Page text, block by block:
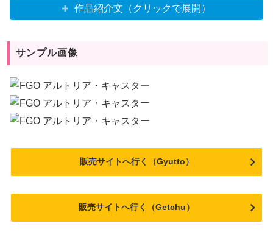
作品紹介文（クリックで展開）
サンプル画像
販売サイトへ行く（Gyutto）
販売サイトへ行く（Getchu）